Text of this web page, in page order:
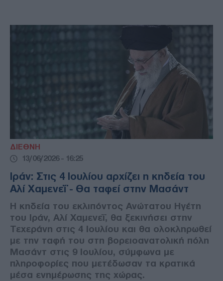
ΔΙΕΘΝΗ
13/06/2026 - 16:25
Ιράν: Στις 4 Ιουλίου αρχίζει η κηδεία του
Αλί Χαμενεΐ - Θα ταφεί στην Μασάντ
Η κηδεία του εκλιπόντος Ανώτατου Ηγέτη
του Ιράν, Αλί Χαμενεΐ, θα ξεκινήσει στην
Τεχεράνη στις 4 Ιουλίου και θα ολοκληρωθεί
με την ταφή του στη βορειοανατολική πόλη
Μασάντ στις 9 Ιουλίου, σύμφωνα με
πληροφορίες που μετέδωσαν τα κρατικά
μέσα ενημέρωσης της χώρας.